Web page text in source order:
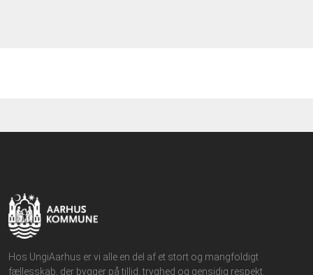
Hos UngiAarhus er vi alle en del af et stort og mangfoldigt
fællesskab, der bygger på tillid, tryghed og gensidig respekt.